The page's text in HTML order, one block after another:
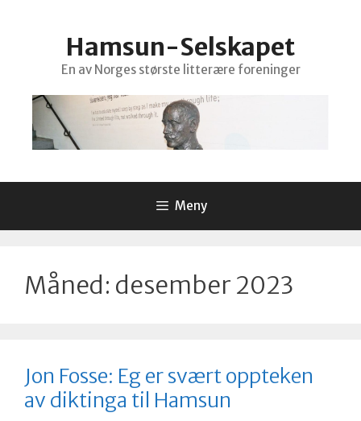
Hamsun-Selskapet
En av Norges største litterære foreninger
Meny
Måned: desember 2023
Jon Fosse: Eg er svært oppteken
av diktinga til Hamsun